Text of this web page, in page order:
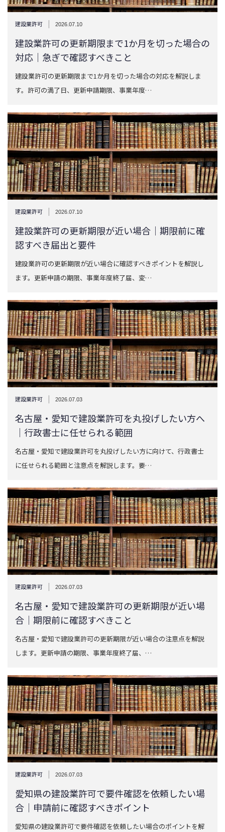
建設業許可 | 2026.07.10
建設業許可の更新期限まで1か月を切った場合の
対応｜急ぎで確認すべきこと
建設業許可の更新期限まで1か月を切った場合の対応を解説しま
す。許可の満了日、更新申請期限、事業年度…
建設業許可 | 2026.07.10
建設業許可の更新期限が近い場合｜期限前に確
認すべき届出と要件
建設業許可の更新期限が近い場合に確認すべきポイントを解説し
ます。更新申請の期限、事業年度終了届、変…
建設業許可 | 2026.07.03
名古屋・愛知で建設業許可を丸投げしたい方へ
｜行政書士に任せられる範囲
名古屋・愛知で建設業許可を丸投げしたい方に向けて、行政書士
に任せられる範囲と注意点を解説します。要…
建設業許可 | 2026.07.03
名古屋・愛知で建設業許可の更新期限が近い場
合｜期限前に確認すべきこと
名古屋・愛知で建設業許可の更新期限が近い場合の注意点を解説
します。更新申請の期限、事業年度終了届、…
建設業許可 | 2026.07.03
愛知県の建設業許可で要件確認を依頼したい場
合｜申請前に確認すべきポイント
愛知県の建設業許可で要件確認を依頼したい場合のポイントを解